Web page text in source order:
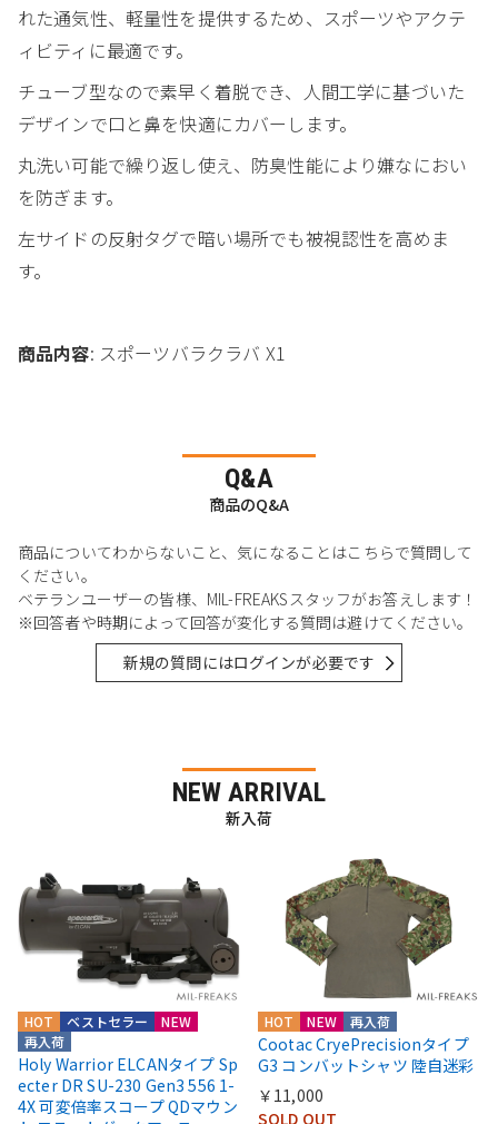
れた通気性、軽量性を提供するため、スポーツやアクテ
ィビティに最適です。
チューブ型なので素早く着脱でき、人間工学に基づいた
デザインで口と鼻を快適にカバーします。
丸洗い可能で繰り返し使え、防臭性能により嫌なにおい
を防ぎます。
左サイドの反射タグで暗い場所でも被視認性を高めま
す。
商品内容: スポーツバラクラバ X1
Q&A
商品のQ&A
商品についてわからないこと、気になることはこちらで質問して
ください。
ベテランユーザーの皆様、MIL-FREAKSスタッフがお答えします！
※回答者や時期によって回答が変化する質問は避けてください。
新規の質問にはログインが必要です
NEW ARRIVAL
新入荷
HOT
NEW
再入荷
ベストセラー
Holy Warrior ELCANタイプ Sp
ecter DR SU-230 Gen3 556 1-
4X 可変倍率スコープ QDマウン
HOT NEW 再入荷
Cootac CryePrecisionタイプ
G3 コンバットシャツ 陸自迷彩
￥11,000
SOLD OUT